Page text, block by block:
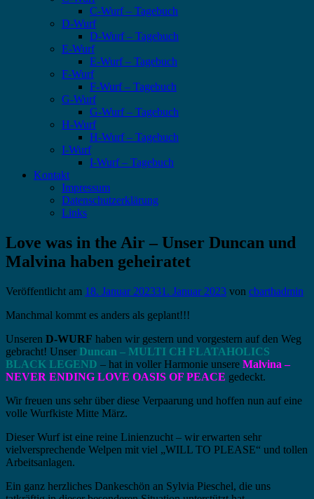
C-Wurf – Tagebuch
D-Wurf
D-Wurf – Tagebuch
E-Wurf
E-Wurf – Tagebuch
F-Wurf
F-Wurf – Tagebuch
G-Wurf
G-Wurf – Tagebuch
H-Wurf
H-Wurf – Tagebuch
I-Wurf
I-Wurf – Tagebuch
Kontakt
Impressum
Datenschutzerklärung
Links
Love was in the Air – Unser Duncan und
Malvina haben geheiratet
Veröffentlicht am 18. Januar 202331. Januar 2023 von cbarthadmin
Manchmal kommt es anders als geplant!!!
Unseren D-WURF haben wir gestern und vorgestern auf den Weg
gebracht! Unser Duncan – MULTI CH FLATAHOLICS
BLACK LEGEND – hat in voller Harmonie unsere Malvina –
NEVER ENDING LOVE OASIS OF PEACE gedeckt.
Wir freuen uns sehr über diese Verpaarung und hoffen nun auf eine
volle Wurfkiste Mitte März.
Dieser Wurf ist eine reine Linienzucht – wir erwarten sehr
vielversprechende Welpen mit viel „WILL TO PLEASE“ und tollen
Arbeitsanlagen.
Ein ganz herzliches Dankeschön an Sylvia Pieschel, die uns